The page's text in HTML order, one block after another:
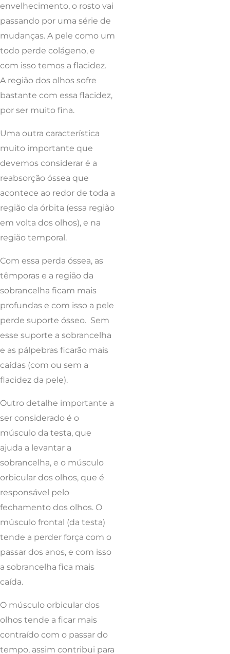
envelhecimento, o rosto vai
passando por uma série de
mudanças. A pele como um
todo perde colágeno, e
com isso temos a flacidez.
A região dos olhos sofre
bastante com essa flacidez,
por ser muito fina.
Uma outra característica
muito importante que
devemos considerar é a
reabsorção óssea que
acontece ao redor de toda a
região da órbita (essa região
em volta dos olhos), e na
região temporal.
Com essa perda óssea, as
têmporas e a região da
sobrancelha ficam mais
profundas e com isso a pele
perde suporte ósseo. Sem
esse suporte a sobrancelha
e as pálpebras ficarão mais
caídas (com ou sem a
flacidez da pele).
Outro detalhe importante a
ser considerado é o
músculo da testa, que
ajuda a levantar a
sobrancelha, e o músculo
orbicular dos olhos, que é
responsável pelo
fechamento dos olhos. O
músculo frontal (da testa)
tende a perder força com o
passar dos anos, e com isso
a sobrancelha fica mais
caída.
O músculo orbicular dos
olhos tende a ficar mais
contraído com o passar do
tempo, assim contribui para